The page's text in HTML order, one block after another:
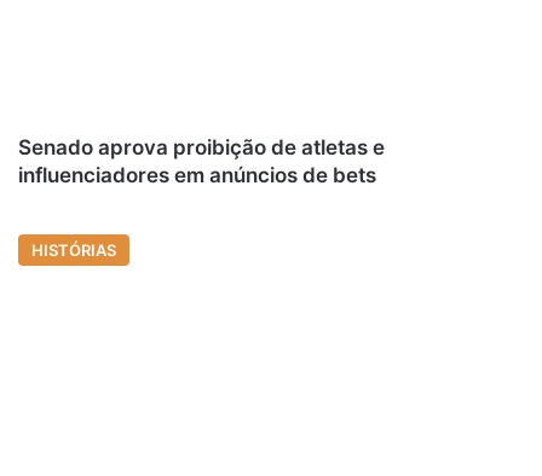
Senado aprova proibição de atletas e
influenciadores em anúncios de bets
HISTÓRIAS